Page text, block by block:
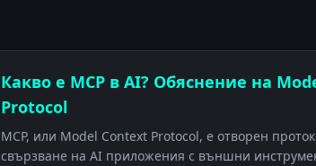
Какво е MCP в AI? Обяснение на
Protocol
MCP, или Model Context Protocol, е отворен
свързване на AI приложения с външни